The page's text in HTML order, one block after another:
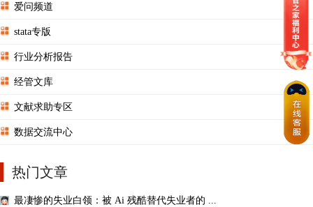
爱问频道
stata专版
行业分析报告
经管文库
文献求助专区
数据交流中心
热门文章
最凄惨的失业白领：被 Ai 残酷替代失业者的 ...